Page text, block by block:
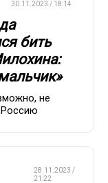
30.11.2023 / 18:14
бить
не
Россию
28.11.2023 /
21:22